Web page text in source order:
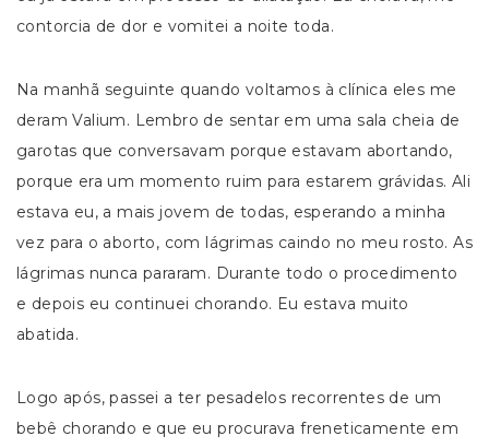
contorcia de dor e vomitei a noite toda.
Na manhã seguinte quando voltamos à clínica eles me
deram Valium. Lembro de sentar em uma sala cheia de
garotas que conversavam porque estavam abortando,
porque era um momento ruim para estarem grávidas. Ali
estava eu, a mais jovem de todas, esperando a minha
vez para o aborto, com lágrimas caindo no meu rosto. As
lágrimas nunca pararam. Durante todo o procedimento
e depois eu continuei chorando. Eu estava muito
abatida.
Logo após, passei a ter pesadelos recorrentes de um
bebê chorando e que eu procurava freneticamente em